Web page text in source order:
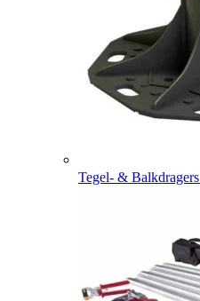
Tegel- & Balkdragers